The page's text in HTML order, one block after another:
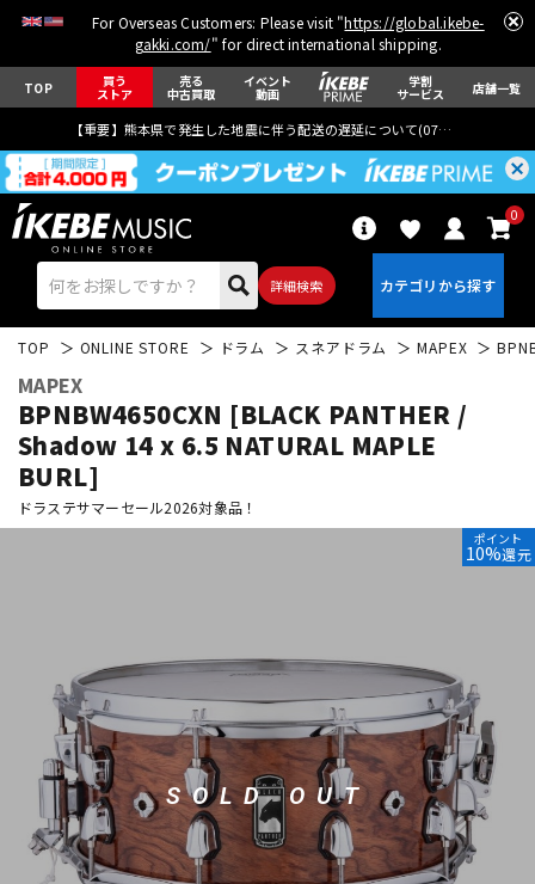
For Overseas Customers: Please visit "https://global.ikebe-
gakki.com/" for direct international shipping.
TOP 買う
ストア
売る
中古買取
イベント
動画
学割
サービス 店舗一覧
【重要】熊本県で発生した地震に伴う配送の遅延について(07月29日
詳細検索
0
パーカッション
キーボード 電子ピアノ
管楽器 その他楽器
TOP ONLINE STORE ドラム スネアドラム MAPEX
MAPEX
BPNBW4650CXN [BLACK PANTHER /
Shadow 14 x 6.5 NATURAL MAPLE
BURL]
ドラステサマーセール2026対象品！
SOLD OUT
ポイント
10%還元